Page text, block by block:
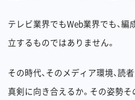
テレビ業界でもWeb業界でも、編
立するものではありません。
その時代、そのメディア環境、読
真剣に向き合えるか。その姿勢そ